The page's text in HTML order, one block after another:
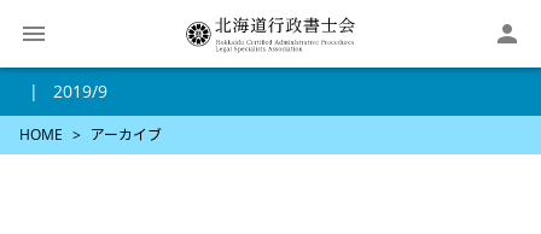

2019/9
HOME アーカイブ